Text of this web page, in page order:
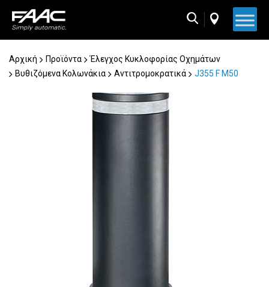
content
Αρχική Προϊόντα
Έλεγχος Κυκλοφορίας Οχημάτων
Βυθιζόμενα Κολωνάκια
Αντιτρομοκρατικά J355 F M50